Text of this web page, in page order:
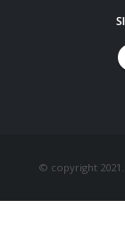
© copyright